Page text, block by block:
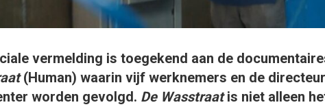
vermelding is toegekend aan de
(Human) waarin vijf werknemers en de
worden gevolgd. De Wasstraatis niet alleen